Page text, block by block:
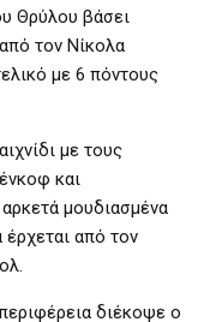
Θρύλου βάσει
τον Νίκολα
με 6 πόντους
με τους
και
μουδιασμένα
από τον
διέκοψε ο